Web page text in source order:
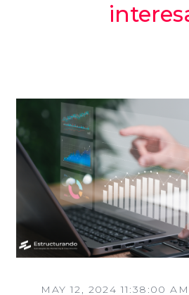
MAY 12, 2024 11:38:00